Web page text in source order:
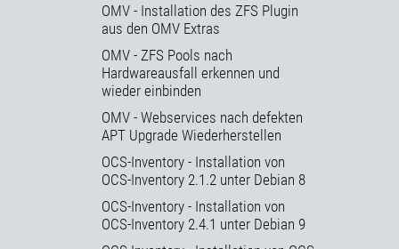
OMV - Installation des ZFS Plugin
aus den OMV Extras
OMV - ZFS Pools nach
Hardwareausfall erkennen und
wieder einbinden
OMV - Webservices nach defekten
APT Upgrade Wiederherstellen
OCS-Inventory - Installation von
OCS-Inventory 2.1.2 unter Debian 8
OCS-Inventory - Installation von
OCS-Inventory 2.4.1 unter Debian 9